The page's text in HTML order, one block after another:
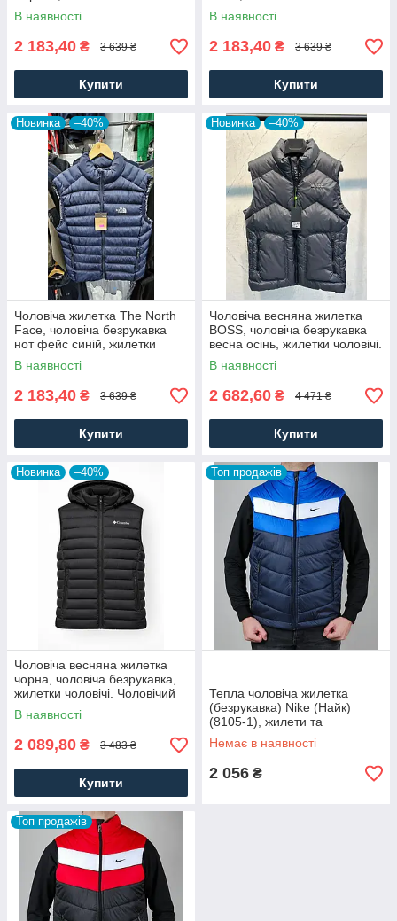
Чоловічий спортивний одяг
В наявності
2 183,40 ₴ 3 639 ₴
Купити
Чоловічий спортивний одяг
В наявності
2 183,40 ₴ 3 639 ₴
Купити
Новинка –40%
Чоловіча жилетка The North
Face, чоловіча безрукавка
нот фейс синій, жилетки
чоловічі. Чоловічий одяг
В наявності
2 183,40 ₴ 3 639 ₴
Купити
Новинка –40%
Чоловіча весняна жилетка
BOSS, чоловіча безрукавка
весна осінь, жилетки чоловічі.
Чоловічий спортивний одяг
В наявності
2 682,60 ₴ 4 471 ₴
Купити
Новинка –40%
Чоловіча весняна жилетка
чорна, чоловіча безрукавка,
жилетки чоловічі. Чоловічий
спортивний одяг
В наявності
2 089,80 ₴ 3 483 ₴
Купити
Топ продажів
Тепла чоловіча жилетка
(безрукавка) Nike (Найк)
(8105-1), жилети та
безрукавки чоловічі,
утеплена, Темно синій
Немає в наявності
2 056 ₴
Топ продажів